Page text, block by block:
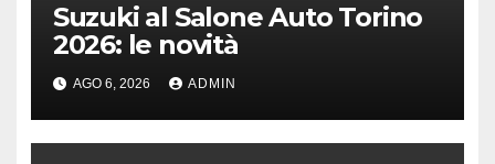
Suzuki al Salone Auto Torino
2026: le novità
AGO 6, 2026 ADMIN